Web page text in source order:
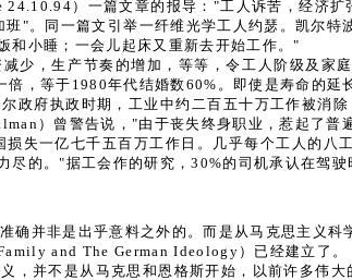
）一篇文章的报导："工人诉苦，经济
"。同一篇文引举一纤维光学工人约瑟。凯尔
和小睡；一会儿起床又重新去开始工作。"
少，生产节奏的增加，等等，令工人阶级及
，等于1980年代结婚数60%。即使是寿命的延
政府执政时期，工业中约二百五十万工作被消
）曾警告说，"由于丧失终身职业，惹起了普
失一亿七千五百万工作日。几乎每个工人的
尽的。"据工会作的研究，30%的司机承认在驾
确并非是出乎意料之外的。而是从马克思主义
and The German Ideology）已经建立了。
，并不是从马克思和恩格斯开始，以前许多伟